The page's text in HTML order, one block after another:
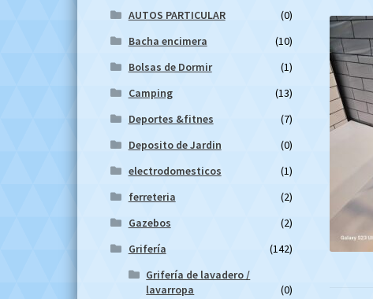
AUTOS PARTICULAR
(0)
Bacha encimera
(10)
Bolsas de Dormir
(1)
Camping
(13)
Deportes &fitnes
(7)
Deposito de Jardin
(0)
electrodomesticos
(1)
ferreteria
(2)
Gazebos
(2)
Grifería
(142)
Grifería de lavadero /
lavarropa
(0)